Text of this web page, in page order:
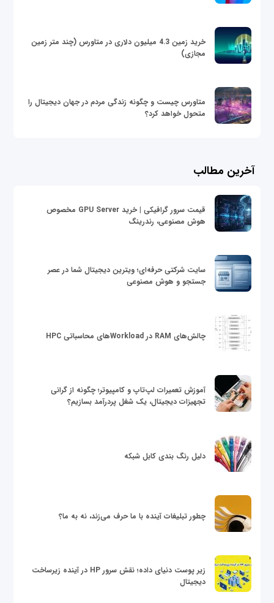
خرید زمین 4.3 میلیون دلاری در متاورس (چند متر زمین
مجازی)
متاورس چیست و چگونه زندگی مردم در جهان دیجیتال را
متحول خواهد کرد؟
آخرین مطالب
قیمت سرور گرافیکی | خرید GPU Server مخصوص
هوش مصنوعی، رندرینگ
سایت شرکتی حرفه‌ای؛ ویترین دیجیتال شما در عصر
جستجو و هوش مصنوعی
چالش‌های RAM در Workloadهای محاسباتی HPC
آموزش تعمیرات لپ‌تاپ و کامپیوتر؛ چگونه از گرانی
تجهیزات دیجیتال، یک شغل پردرآمد بسازیم؟
دلیل رنگ بندی کابل شبکه
چطور تبلیغات آینده با ما حرف می‌زند، نه به ما؟
زیر پوست دنیای داده؛ نقش سرور HP در آینده زیرساخت
دیجیتال